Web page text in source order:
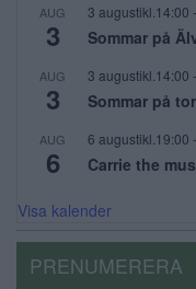
AUG
3
3 augustikl.14:00 -
Sommar på
AUG
3
3 augustikl.14:00 -
Sommar på
AUG
6
6 augustikl.19:00 -
Carrie the
Visa kalender
PRENUMERERA